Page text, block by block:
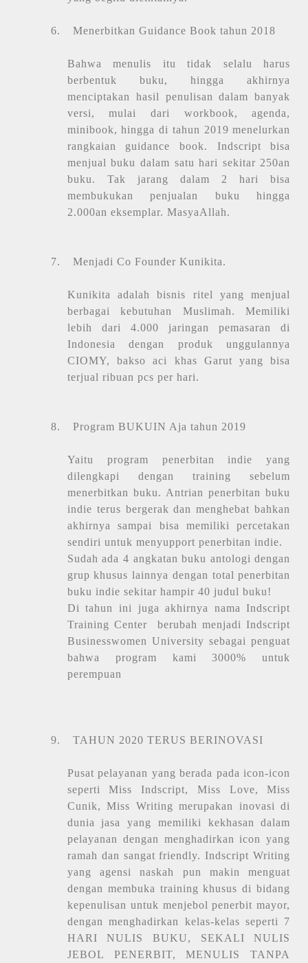
6. Menerbitkan Guidance Book tahun 2018
Bahwa menulis itu tidak selalu harus
berbentuk buku, hingga akhirnya
menciptakan hasil penulisan dalam banyak
versi, mulai dari workbook, agenda,
minibook, hingga di tahun 2019 menelurkan
rangkaian guidance book. Indscript bisa
menjual buku dalam satu hari sekitar 250an
buku. Tak jarang dalam 2 hari bisa
membukukan penjualan buku hingga
2.000an eksemplar. MasyaAllah.
7. Menjadi Co Founder Kunikita.
Kunikita adalah bisnis ritel yang menjual
berbagai kebutuhan Muslimah. Memiliki
lebih dari 4.000 jaringan pemasaran di
Indonesia dengan produk unggulannya
CIOMY, bakso aci khas Garut yang bisa
terjual ribuan pcs per hari.
8. Program BUKUIN Aja tahun 2019
Yaitu program penerbitan indie yang
dilengkapi dengan training sebelum
menerbitkan buku. Antrian penerbitan buku
indie terus bergerak dan menghebat bahkan
akhirnya sampai bisa memiliki percetakan
sendiri untuk menyupport penerbitan indie.
Sudah ada 4 angkatan buku antologi dengan
grup khusus lainnya dengan total penerbitan
buku indie sekitar hampir 40 judul buku!
Di tahun ini juga akhirnya nama Indscript
Training Center
berubah menjadi Indscript
Businesswomen University sebagai penguat
bahwa program kami 3000% untuk
perempuan
9. TAHUN 2020 TERUS BERINOVASI
Pusat pelayanan yang berada pada icon-icon
seperti Miss Indscript, Miss Love, Miss
Cunik, Miss Writing merupakan inovasi di
dunia jasa yang memiliki kekhasan dalam
pelayanan dengan menghadirkan icon yang
ramah dan sangat friendly. Indscript Writing
yang agensi naskah pun makin menguat
dengan membuka training khusus di bidang
kepenulisan untuk menjebol penerbit mayor,
dengan menghadirkan kelas-kelas seperti 7
HARI NULIS BUKU, SEKALI NULIS
JEBOL PENERBIT, MENULIS TANPA